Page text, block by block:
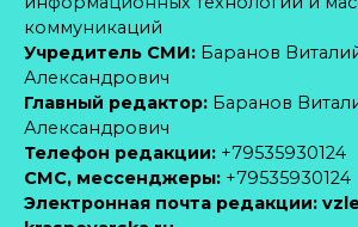
коммуникаций
Учредитель СМИ: Баранов
Александрович
Главный редактор: Баранов
Александрович
Телефон редакции: +79535930124
CМС, мессенджеры: +79535930124
Электронная почта редакции: